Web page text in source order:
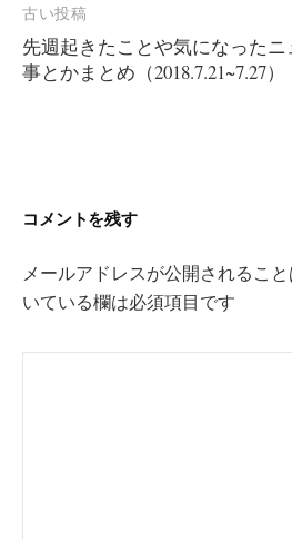
投
稿
ナ
ン
古い投稿
先週起きたことや気になった
事とかまとめ（2018.7.21~7.27）
コメントを残す
メールアドレスが公開されること
いている欄は必須項目です